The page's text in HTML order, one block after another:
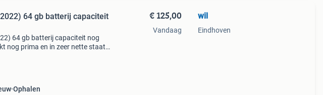
64 gb batterij capaciteit
64 gb batterij capaciteit nog
nog prima en in zeer nette staat
Ophalen
€ 125,00
Vandaag
wil
Eindhoven